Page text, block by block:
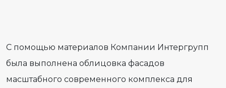
С помощью материалов Компании Интергрупп
была выполнена облицовка фасадов
масштабного современного комплекса для